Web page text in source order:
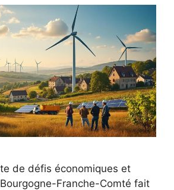
de défis économiques et
Franche-Comté fait